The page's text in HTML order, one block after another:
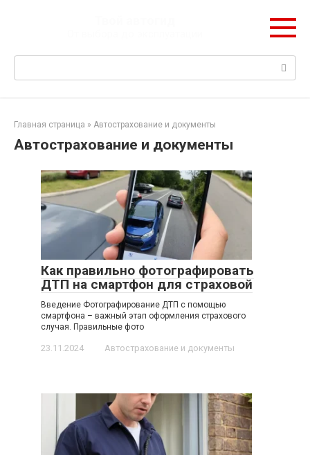
Поиск:
Главная страница » Автострахование и документы
Автострахование и документы
Как правильно фотографировать
ДТП на смартфон для страховой
Введение Фотографирование ДТП с помощью
смартфона – важный этап оформления страхового
случая. Правильные фото
23.11.2024 Автострахование и документы